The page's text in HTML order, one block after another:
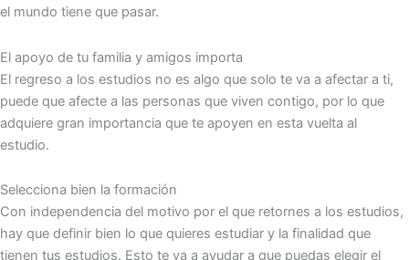
el mundo tiene que pasar.
El apoyo de tu familia y amigos importa
El regreso a los estudios no es algo que solo te va a afectar a ti,
puede que afecte a las personas que viven contigo, por lo que
adquiere gran importancia que te apoyen en esta vuelta al
estudio.
Selecciona bien la formación
Con independencia del motivo por el que retornes a los estudios,
hay que definir bien lo que quieres estudiar y la finalidad que
tienen tus estudios. Esto te va a ayudar a que puedas elegir el